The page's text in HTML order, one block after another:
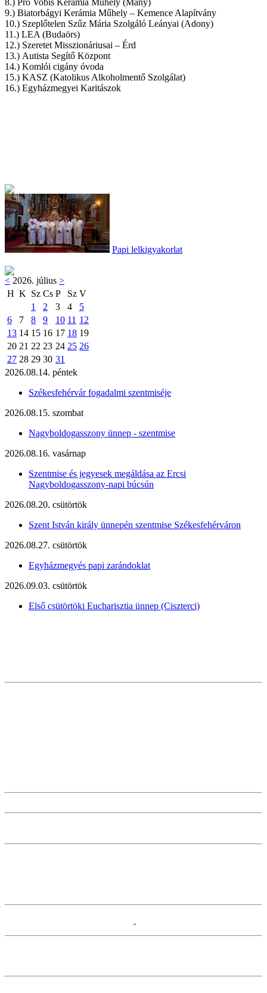
8.) Pro Vobis Kerámia Műhely (Mány)
9.) Biatorbágyi Kerámia Műhely – Kemence Alapítvány
10.) Szeplőtelen Szűz Mária Szolgáló Leányai (Adony)
11.) LEA (Budaörs)
12.) Szeretet Misszionáriusai – Érd
13.) Autista Segítő Központ
14.) Komlói cigány óvoda
15.) KASZ (Katolikus Alkoholmentő Szolgálat)
16.) Egyházmegyei Karitászok
Papi lelkigyakorlat
< 2026. július >
H K Sz Cs P Sz V
1
2 3 4
5
6
7 8 9 10 11 12
13 14 15 16 17 18 19
20 21 22 23 24 25 26
27 28 29 30 31
2026.08.14. péntek
Székesfehérvár fogadalmi szentmiséje
2026.08.15. szombat
Nagyboldogasszony ünnep - szentmise
2026.08.16. vasárnap
Szentmise és jegyesek megáldása az Ercsi
Nagyboldogasszony-napi búcsún
2026.08.20. csütörtök
Szent István király ünnepén szentmise Székesfehérváron
2026.08.27. csütörtök
Egyházmegyés papi zarándoklat
2026.09.03. csütörtök
Első csütörtöki Eucharisztia ünnep (Ciszterci)